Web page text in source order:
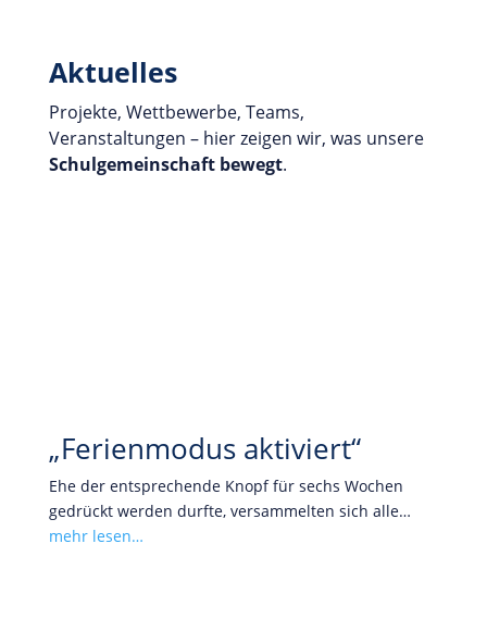
Aktuelles
Projekte, Wettbewerbe, Teams,
Veranstaltungen – hier zeigen wir, was unsere
Schulgemeinschaft bewegt.
„Ferienmodus aktiviert“
Ehe der entsprechende Knopf für sechs Wochen
gedrückt werden durfte, versammelten sich alle…
mehr lesen…